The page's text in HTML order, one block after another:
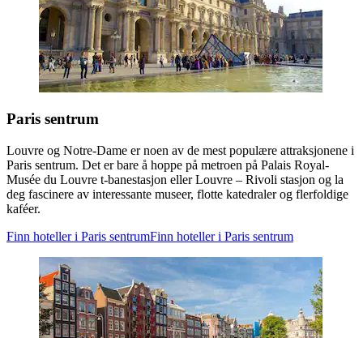
Paris sentrum
Louvre og Notre-Dame er noen av de mest populære attraksjonene i
Paris sentrum. Det er bare å hoppe på metroen på Palais Royal-
Musée du Louvre t-banestasjon eller Louvre – Rivoli stasjon og la
deg fascinere av interessante museer, flotte katedraler og flerfoldige
kaféer.
Finn hoteller i Paris sentrumFinn hoteller i Paris sentrum